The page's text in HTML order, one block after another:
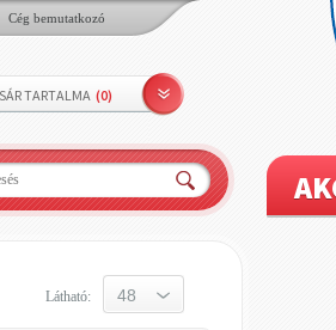
Cég bemutatkozó
TARTALMA (0)
Látható: